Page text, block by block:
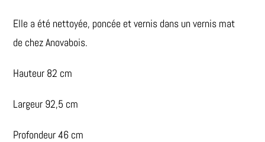
Elle a été nettoyée, poncée et vernis dans un vernis mat
de chez Anovabois.
Hauteur 82 cm
Largeur 92,5 cm
Profondeur 46 cm